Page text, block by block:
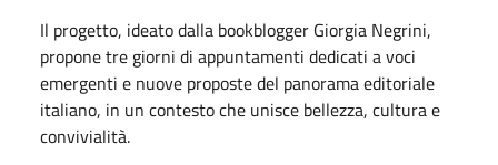
Il progetto, ideato dalla bookblogger Giorgia Negrini,
propone tre giorni di appuntamenti dedicati a voci
emergenti e nuove proposte del panorama editoriale
italiano, in un contesto che unisce bellezza, cultura e
convivialità.